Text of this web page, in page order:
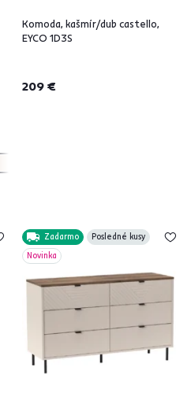
Komoda, kašmír/dub castello,
EYCO 1D3S
209 €
Zadarmo
Posledné kusy
Novinka